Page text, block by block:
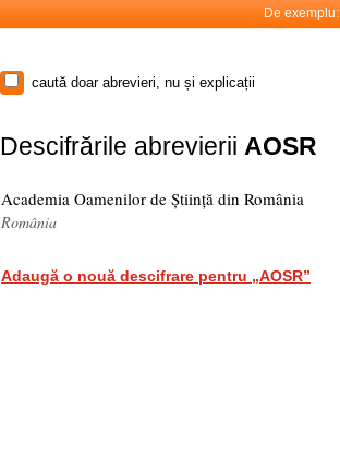
De exemplu:
caută doar abrevieri, nu și explicații
Descifrările abrevierii AOSR
Academia Oamenilor de Știință din România
România
Adaugă o nouă descifrare pentru „AOSR”